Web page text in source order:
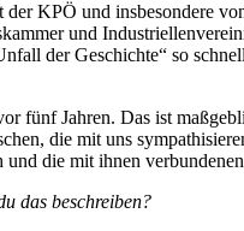
KPÖ und insbesondere
und
der Geschichte“ so
fünf Jahren. Das ist
die mit uns
die mit ihnen
das beschreiben?